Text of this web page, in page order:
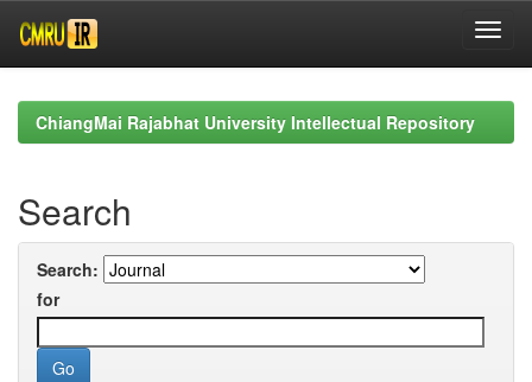
navigationChiangMai Rajabhat University Intellectual Repository
Search
Search:
for